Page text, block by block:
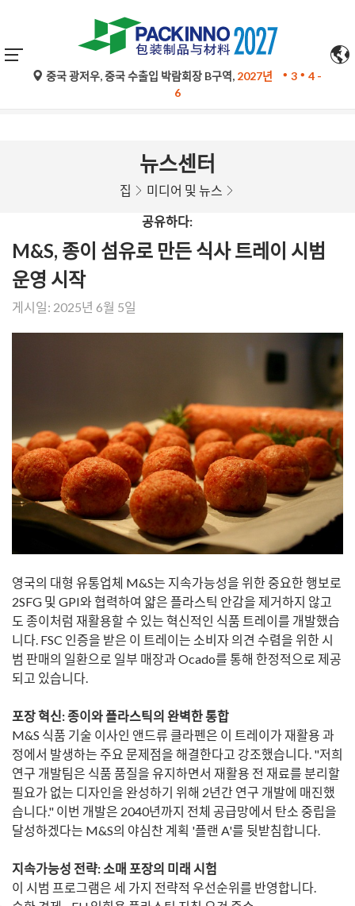
구글 번역의 자동 번역은 참고용일 뿐이며 정확하지 않을 수 있
습니다. 문의 사항은 원문을 참조하십시오.
중국 광저우, 중국 수출입 박람회장 B구역, 2027년 3
4 -
6
뉴스센터
집 미디어 및 뉴스
공유하다:
M&S, 종이 섬유로 만든 식사 트레이 시범
운영 시작
게시일: 2025년 6월 5일
영국의 대형 유통업체 M&S는 지속가능성을 위한 중요한 행보로
2SFG 및 GPI와 협력하여 얇은 플라스틱 안감을 제거하지 않고
도 종이처럼 재활용할 수 있는 혁신적인 식품 트레이를 개발했습
니다. FSC 인증을 받은 이 트레이는 소비자 의견 수렴을 위한 시
범 판매의 일환으로 일부 매장과 Ocado를 통해 한정적으로 제공
되고 있습니다.
포장 혁신: 종이와 플라스틱의 완벽한 통합
M&S 식품 기술 이사인 앤드류 클라펜은 이 트레이가 재활용 과
정에서 발생하는 주요 문제점을 해결한다고 강조했습니다. "저희
연구 개발팀은 식품 품질을 유지하면서 재활용 전 재료를 분리할
필요가 없는 디자인을 완성하기 위해 2년간 연구 개발에 매진했
습니다." 이번 개발은 2040년까지 전체 공급망에서 탄소 중립을
달성하겠다는 M&S의 야심찬 계획 '플랜 A'를 뒷받침합니다.
지속가능성 전략: 소매 포장의 미래 시험
이 시범 프로그램은 세 가지 전략적 우선순위를 반영합니다.